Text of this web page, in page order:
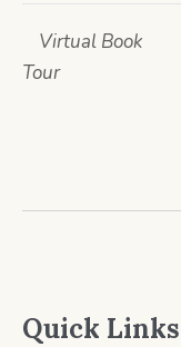
Virtual Book
Tour
Quick Links